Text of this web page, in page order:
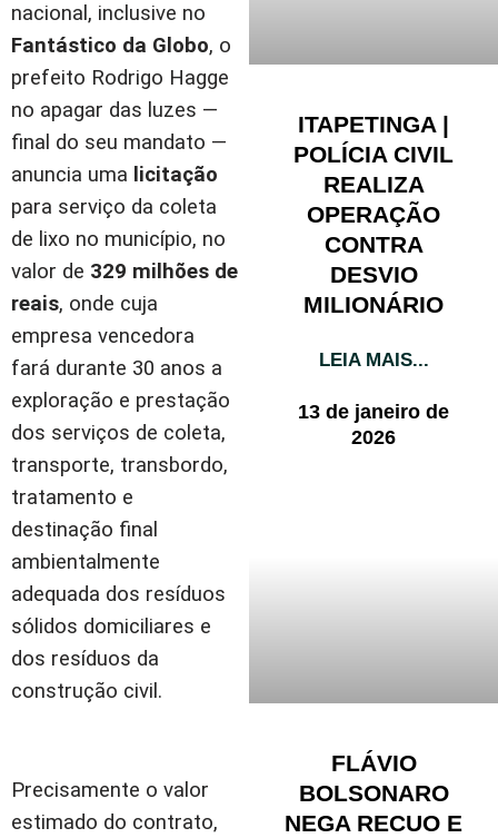
nacional, inclusive no
Fantástico da Globo, o
prefeito Rodrigo Hagge
no apagar das luzes —
final do seu mandato —
anuncia uma licitação
para serviço da coleta
de lixo no município, no
valor de 329 milhões de
reais, onde cuja
empresa vencedora
fará durante 30 anos a
exploração e prestação
dos serviços de coleta,
transporte, transbordo,
tratamento e
destinação final
ambientalmente
adequada dos resíduos
sólidos domiciliares e
dos resíduos da
construção civil.
Precisamente o valor
estimado do contrato,
ITAPETINGA |
POLÍCIA CIVIL
REALIZA
OPERAÇÃO
CONTRA
DESVIO
MILIONÁRIO
LEIA MAIS...
13 de janeiro de
2026
FLÁVIO
BOLSONARO
NEGA RECUO E